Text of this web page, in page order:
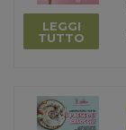
LEGGI
TUTTO